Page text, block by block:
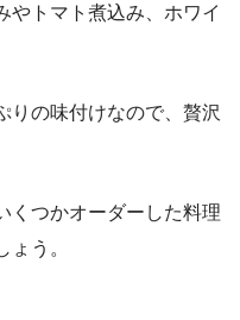
やトマト煮込み、ホワイ
りの味付けなので、贅沢
くつかオーダーした料理
う。